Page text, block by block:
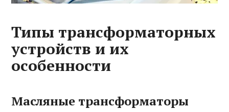
Типы трансформаторных
устройств и их
особенности
Масляные трансформаторы